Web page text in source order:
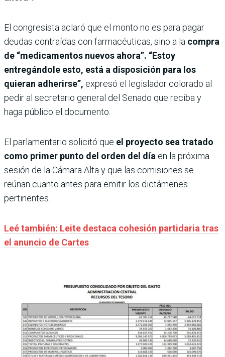
El congresista aclaró que el monto no es para pagar
deudas contraídas con farmacéuticas, sino a la compra
de “medicamentos nuevos ahora”. “Estoy
entregándole esto, está a disposición para los
quieran adherirse”, expresó el legislador colorado al
pedir al secretario general del Senado que reciba y
haga público el documento.
El parlamentario solicitó que el proyecto sea tratado
como primer punto del orden del día en la próxima
sesión de la Cámara Alta y que las comisiones se
reúnan cuanto antes para emitir los dictámenes
pertinentes.
Leé también: Leite destaca cohesión partidaria tras
el anuncio de Cartes